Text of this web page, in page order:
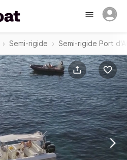
Semi-rigide Semi-rigide Port